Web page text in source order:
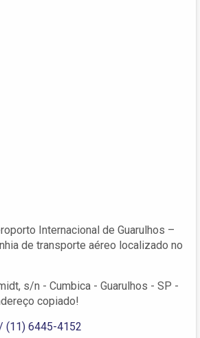
Internacional de Guarulhos –
de transporte aéreo localizado no
s/n - Cumbica - Guarulhos - SP -
copiado!
(11) 6445-4152